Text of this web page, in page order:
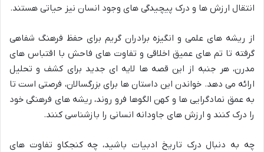
انتقال ارزش ها و درک پیچیدگی های وجود انسان نیز حیاتی هستند.
از ریشه های علمی و انگیزه برادران گریم برای حفظ فرهنگ شفاهی
گرفته تا تم های عمیق اخلاقی و تفاوت های فاحش با اقتباس های
مدرن، هر جنبه از این قصه ها لایه ای جدید برای کشف و تحلیل
ارائه می دهد. خواندن این داستان ها برای بزرگسالان، فرصتی است تا
به عمق نمادگرایی ها و کهن الگوها فرو روند، ریشه های فرهنگی خود
را درک کنند و ارزش های جاودانه انسانی را بازشناسی کنند.
چه به دنبال درک تاریخ ادبیات باشید، چه کنجکاو تفاوت های